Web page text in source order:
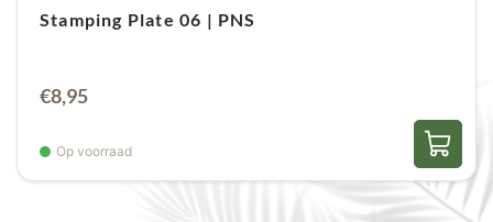
Stamping Plate 06 | PNS
€8,95
Op voorraad